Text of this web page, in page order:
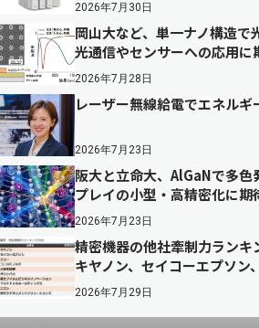
2026年7月30日
岡山大など、単一ナノ構造
光通信やセンサーへの応用に
2026年7月28日
レーザー無線給電でエネルギ
2026年7月23日
阪大と立命大、AlGaNで多
プレイの小型・高精密化に期
2026年7月23日
精密機器の他社牽制力ラン
キヤノン、セイコーエプソン
2026年7月29日